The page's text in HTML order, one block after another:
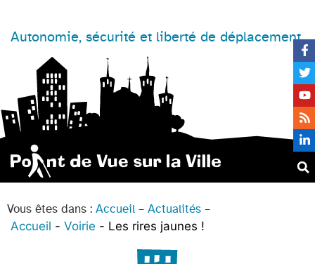
Autonomie, sécurité et liberté de déplacement
Vous êtes dans : Accueil – Actualités –
Accueil Voirie Les rires jaunes !